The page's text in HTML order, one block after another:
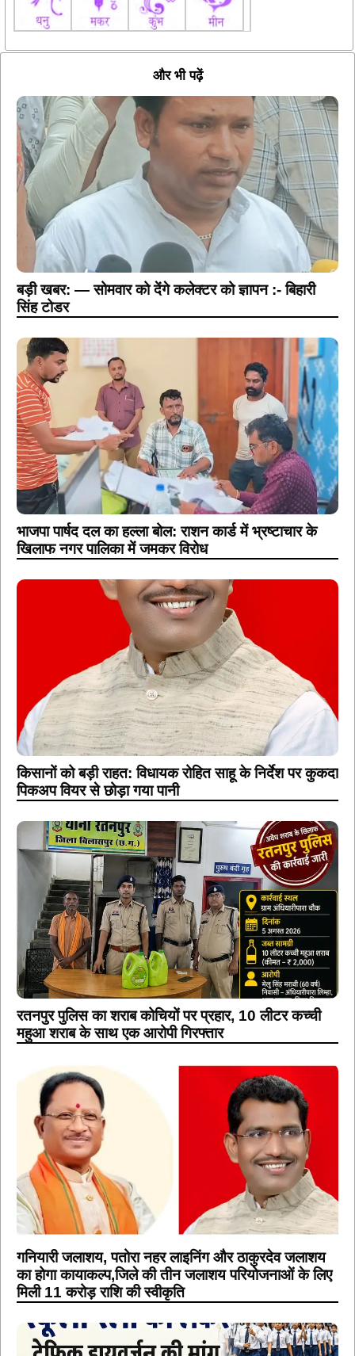
और भी पढ़ें
बड़ी खबर: — सोमवार को देंगे कलेक्टर को ज्ञापन :- बिहारी
सिंह टोडर
भाजपा पार्षद दल का हल्ला बोल: राशन कार्ड में भ्रष्टाचार के
खिलाफ नगर पालिका में जमकर विरोध
किसानों को बड़ी राहत: विधायक रोहित साहू के निर्देश पर कुकदा
पिकअप वियर से छोड़ा गया पानी
रतनपुर पुलिस का शराब कोचियों पर प्रहार, 10 लीटर कच्ची
महुआ शराब के साथ एक आरोपी गिरफ्तार
गनियारी जलाशय, पतोरा नहर लाइनिंग और ठाकुरदेव जलाशय
का होगा कायाकल्प,जिले की तीन जलाशय परियोजनाओं के लिए
मिली 11 करोड़ राशि की स्वीकृति